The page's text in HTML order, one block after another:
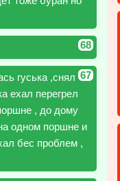
68
67
гуська ,снял
ехал перегрел
, до дому
одном поршне и
бес проблем ,